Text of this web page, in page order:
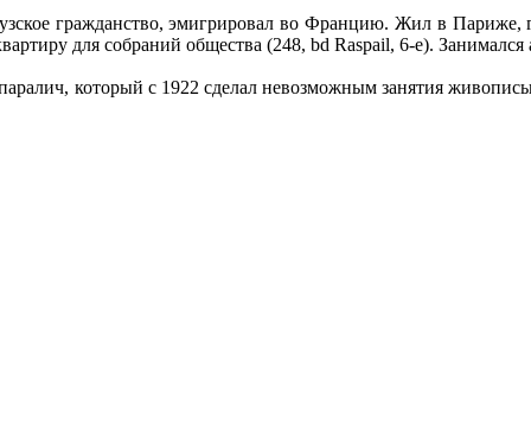
гражданство, эмигрировал во Францию. Жил в Париже,
для собраний общества (248, bd Raspail, 6-e).
который с 1922 сделал невозможным занятия